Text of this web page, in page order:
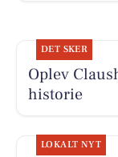
DET SKER
Oplev
historie
LOKALT NYT